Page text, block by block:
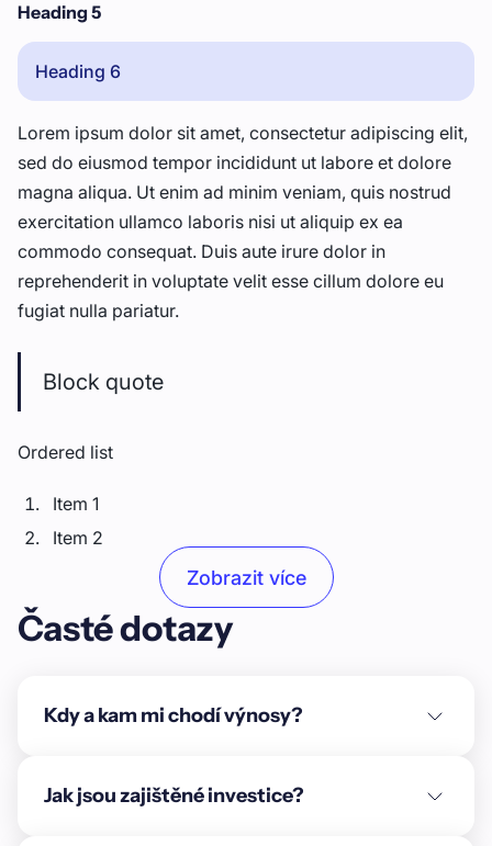
Heading 5
Heading 6
Lorem ipsum dolor sit amet, consectetur adipiscing elit,
sed do eiusmod tempor incididunt ut labore et dolore
magna aliqua. Ut enim ad minim veniam, quis nostrud
exercitation ullamco laboris nisi ut aliquip ex ea
commodo consequat. Duis aute irure dolor in
reprehenderit in voluptate velit esse cillum dolore eu
fugiat nulla pariatur.
Block quote
Ordered list
Item 1
Item 2
Unordered list
Item B
Text link
Zobrazit více
Časté dotazy
Kdy a kam mi chodí výnosy?
Jak jsou zajištěné investice?